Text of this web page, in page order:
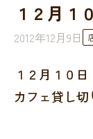
１２月１
2012年12月9日
１２月１０
カフェ貸し切